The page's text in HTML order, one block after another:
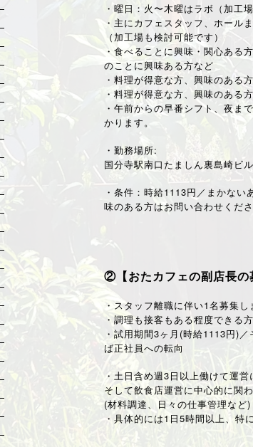
・曜日：火〜木曜はラボ（加工
・主にカフェスタッフ、ホール
（加工場も検討可能です）
・食べることに興味・関心ある
のことに興味ある方など
・料理が得意な方、興味のある
・料理が得意な方、興味のある方
・午前からの早番シフト、夜ま
かります。
・勤務場所:
国分寺駅南口たましん裏島崎ビ
・条件：時給1113円／まかな
味のある方はお問い合わせくださ
②【おたカフェの副店長の
・スタッフ離職に伴い1名募集し
・調理も接客もある程度できる
・試用期間3ヶ月(時給1113円)
ば正社員への転向
・土日含め週3日以上働けて運営
そして飲食店運営に中心的に関
(材料調達、日々の仕事管理など)
・具体的には1日5時間以上、特